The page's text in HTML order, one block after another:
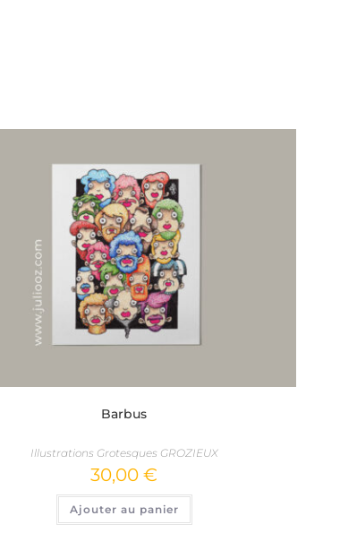
Barbus
Illustrations Grotesques GROZIEUX
30,00€
Ajouter au panier